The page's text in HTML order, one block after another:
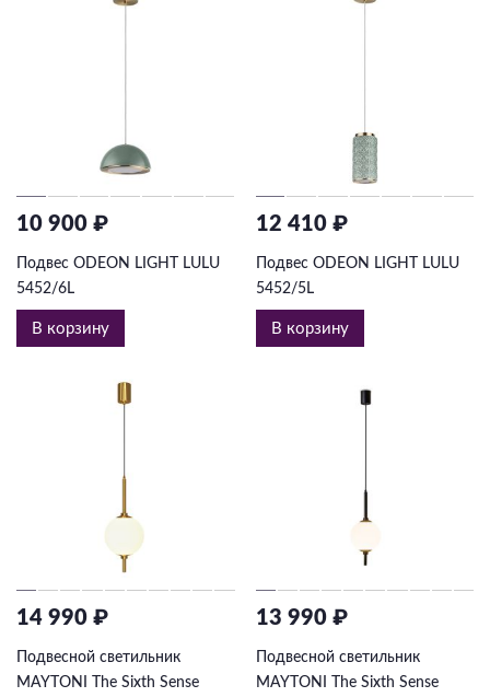
10 900 ₽
Подвес ODEON LIGHT LULU
5452/6L
В корзину
12 410 ₽
Подвес ODEON LIGHT LULU
5452/5L
В корзину
14 990 ₽
Подвесной светильник
MAYTONI The Sixth Sense
13 990 ₽
Подвесной светильник
MAYTONI The Sixth Sense